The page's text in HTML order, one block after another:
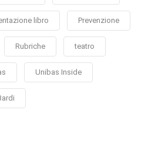
libro Prevenzione
Rubriche teatro
Unibas Inside